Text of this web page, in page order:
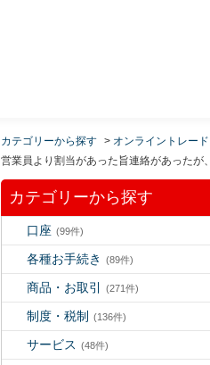
カテゴリーから探す > オンライントレー
営業員より割当があった旨連絡があったが
カテゴリーから探す
口座 (99件)
各種お手続き (89件)
商品・お取引 (271件)
制度・税制 (136件)
サービス (48件)